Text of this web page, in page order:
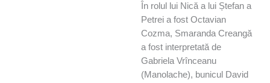
În rolul lui Nică a lui Ștefan a
Petrei a fost Octavian
Cozma, Smaranda Creangă
a fost interpretată de
Gabriela Vrînceanu
(Manolache), bunicul David